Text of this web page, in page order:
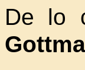
De lo